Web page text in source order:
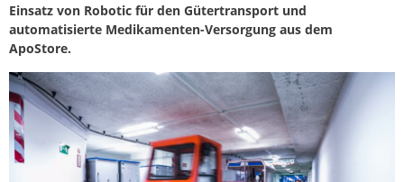
Einsatz von Robotic für den Gütertransport und
automatisierte Medikamenten-Versorgung aus dem
ApoStore.